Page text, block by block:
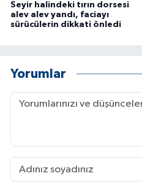
Seyir halindeki tırın dorsesi
alev alev yandı, faciayı
sürücülerin dikkati önledi
Yorumlar